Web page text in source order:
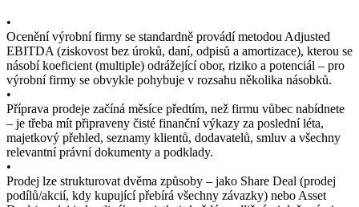
•
Ocenění výrobní firmy se standardně provádí metodou Adjusted
EBITDA (ziskovost bez úroků, daní, odpisů a amortizace), kterou se
násobí koeficient (multiple) odrážející obor, riziko a potenciál – pro
výrobní firmy se obvykle pohybuje v rozsahu několika násobků.
•
Příprava prodeje začíná měsíce předtím, než firmu vůbec nabídnete
– je třeba mít připraveny čisté finanční výkazy za poslední léta,
majetkový přehled, seznamy klientů, dodavatelů, smluv a všechny
relevantní právní dokumenty a podklady.
•
Prodej lze strukturovat dvěma způsoby – jako Share Deal (prodej
podílů/akcií, kdy kupující přebírá všechny závazky) nebo Asset